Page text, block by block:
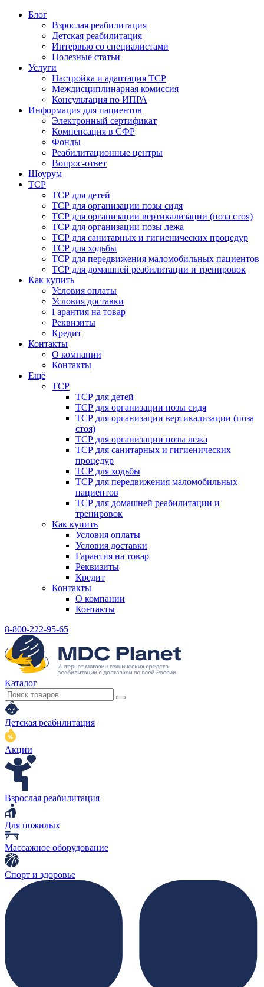
Блог
Взрослая реабилитация
Детская реабилитация
Интервью со специалистами
Полезные статьи
Услуги
Настройка и адаптация ТСР
Междисциплинарная комиссия
Консультация по ИПРА
Информация для пациентов
Электронный сертификат
Компенсация в СФР
Фонды
Реабилитационные центры
Вопрос-ответ
Шоурум
ТСР
ТСР для детей
ТСР для организации позы сидя
ТСР для организации вертикализации (поза стоя)
ТСР для организации позы лежа
ТСР для санитарных и гигиенических процедур
ТСР для ходьбы
ТСР для передвижения маломобильных пациентов
ТСР для домашней реабилитации и тренировок
Как купить
Условия оплаты
Условия доставки
Гарантия на товар
Реквизиты
Кредит
Контакты
О компании
Контакты
Ещё
ТСР
ТСР для детей
ТСР для организации позы сидя
ТСР для организации вертикализации (поза
стоя)
ТСР для организации позы лежа
ТСР для санитарных и гигиенических
процедур
ТСР для ходьбы
ТСР для передвижения маломобильных
пациентов
ТСР для домашней реабилитации и
тренировок
Как купить
Условия оплаты
Условия доставки
Гарантия на товар
Реквизиты
Кредит
Контакты
О компании
Контакты
8-800-222-95-65
Каталог
Детская реабилитация
Акции
Взрослая реабилитация
Для пожилых
Массажное оборудование
Спорт и здоровье